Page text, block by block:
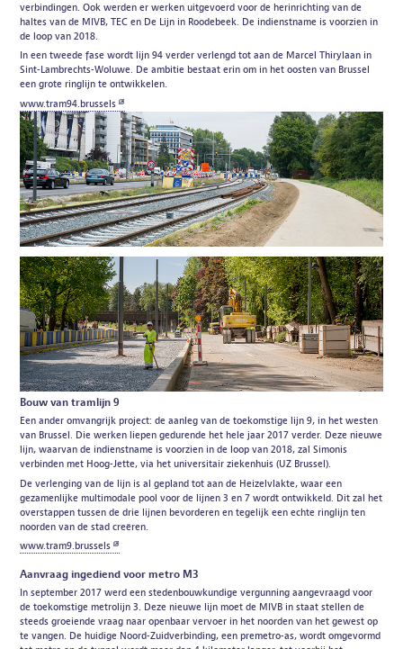
verbindingen. Ook werden er werken uitgevoerd voor de herinrichting van de
haltes van de MIVB, TEC en De Lijn in Roodebeek. De indienstname is voorzien in
de loop van 2018.
In een tweede fase wordt lijn 94 verder verlengd tot aan de Marcel Thirylaan in
Sint-Lambrechts-Woluwe. De ambitie bestaat erin om in het oosten van Brussel
een grote ringlijn te ontwikkelen.
www.tram94.brussels
Bouw van tramlijn 9
Een ander omvangrijk project: de aanleg van de toekomstige lijn 9, in het westen
van Brussel. Die werken liepen gedurende het hele jaar 2017 verder. Deze nieuwe
lijn, waarvan de indienstname is voorzien in de loop van 2018, zal Simonis
verbinden met Hoog-Jette, via het universitair ziekenhuis (UZ Brussel).
De verlenging van de lijn is al gepland tot aan de Heizelvlakte, waar een
gezamenlijke multimodale pool voor de lijnen 3 en 7 wordt ontwikkeld. Dit zal het
overstappen tussen de drie lijnen bevorderen en tegelijk een echte ringlijn ten
noorden van de stad creëren.
www.tram9.brussels
Aanvraag ingediend voor metro M3
In september 2017 werd een stedenbouwkundige vergunning aangevraagd voor
de toekomstige metrolijn 3. Deze nieuwe lijn moet de MIVB in staat stellen de
steeds groeiende vraag naar openbaar vervoer in het noorden van het gewest op
te vangen. De huidige Noord-Zuidverbinding, een premetro-as, wordt omgevormd